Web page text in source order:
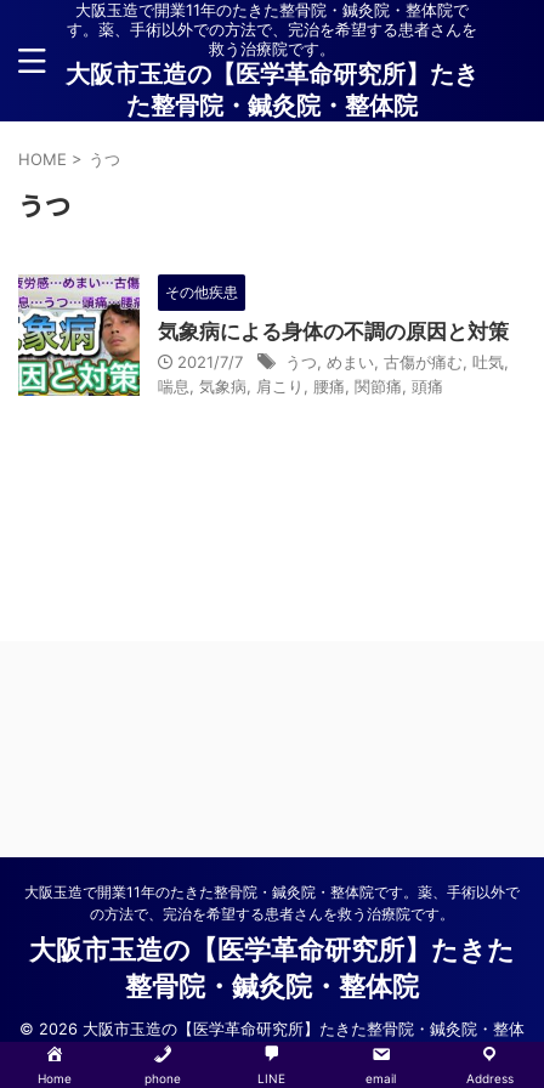
大阪玉造で開業11年のたきた整骨院・鍼灸院・整体院で
す。薬、手術以外での方法で、完治を希望する患者さんを
救う治療院です。
大阪市玉造の【医学革命研究所】たき
た整骨院・鍼灸院・整体院
HOME > うつ
うつ
その他疾患
気象病による身体の不調の原因と対策
2021/7/7 うつ めまい 古傷が痛む 吐気
喘息
気象病 肩こり 腰痛 関節痛 頭痛
大阪玉造で開業11年のたきた整骨院・鍼灸院・整体院です。薬、手術以外で
の方法で、完治を希望する患者さんを救う治療院です。
大阪市玉造の【医学革命研究所】たきた
整骨院・鍼灸院・整体院
© 2026 大阪市玉造の【医学革命研究所】たきた整骨院・鍼灸院・整体
院
Home phone LINE email Address